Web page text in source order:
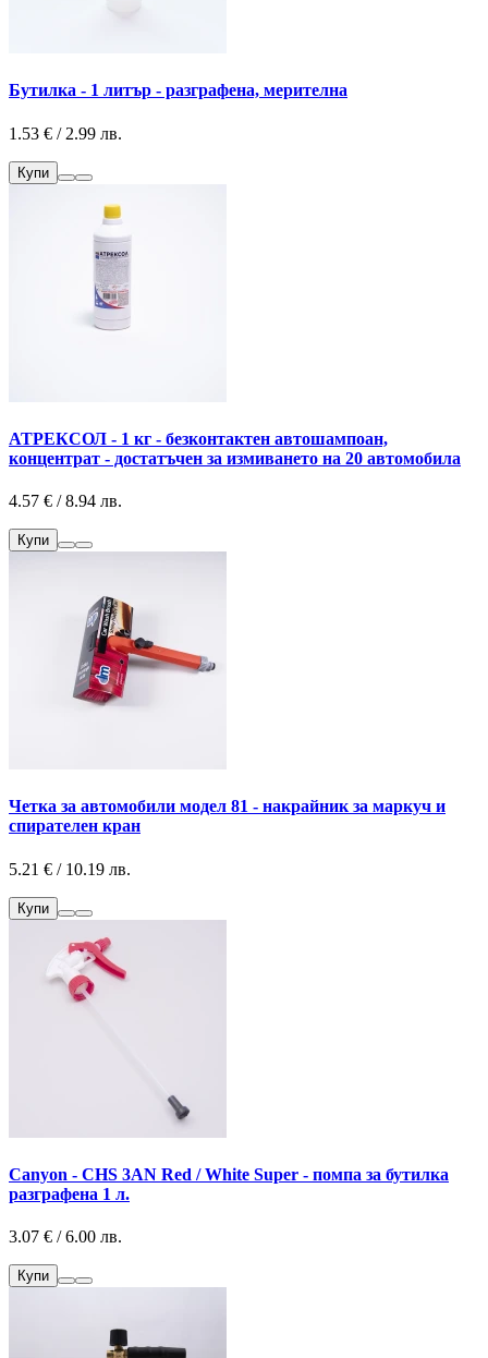
Бутилка - 1 литър - разграфена, мерителна
1.53 € / 2.99 лв.
Купи
АТРЕКСОЛ - 1 кг - безконтактен автошампоан,
концентрат - достатъчен за измиването на 20 автомобила
4.57 € / 8.94 лв.
Купи
Четка за автомобили модел 81 - накрайник за маркуч и
спирателен кран
5.21 € / 10.19 лв.
Купи
Canyon - CHS 3AN Red / White Super - помпа за бутилка
разграфена 1 л.
3.07 € / 6.00 лв.
Купи